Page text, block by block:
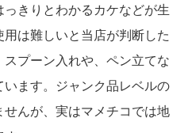
きりとわかるカケなどが生
は難しいと当店が判断した
プーン入れや、ペン立てな
ます。ジャンク品レベルの
んが、実はマメチコでは地